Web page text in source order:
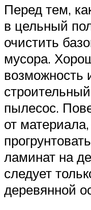
Перед тем,
в цельный
очистить
мусора.
возможность
пылесос.
от
ламинат на
следует
деревянной